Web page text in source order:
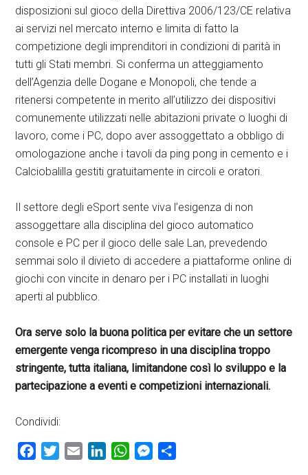
disposizioni sul gioco della Direttiva 2006/123/CE relativa
ai servizi nel mercato interno e limita di fatto la
competizione degli imprenditori in condizioni di parità in
tutti gli Stati membri. Si conferma un atteggiamento
dell’Agenzia delle Dogane e Monopoli, che tende a
ritenersi competente in merito all’utilizzo dei dispositivi
comunemente utilizzati nelle abitazioni private o luoghi di
lavoro, come i PC, dopo aver assoggettato a obbligo di
omologazione anche i tavoli da ping pong in cemento e i
Calciobalilla gestiti gratuitamente in circoli e oratori.
Il settore degli eSport sente viva l’esigenza di non
assoggettare alla disciplina del gioco automatico
console e PC per il gioco delle sale Lan, prevedendo
semmai solo il divieto di accedere a piattaforme online di
giochi con vincite in denaro per i PC installati in luoghi
aperti al pubblico.
Ora serve solo la buona politica per evitare che un settore
emergente venga ricompreso in una disciplina troppo
stringente, tutta italiana, limitandone così lo sviluppo e la
partecipazione a eventi e competizioni internazionali.
Condividi:
FacebookTwitterEmail LinkedInWhatsAppMessenger